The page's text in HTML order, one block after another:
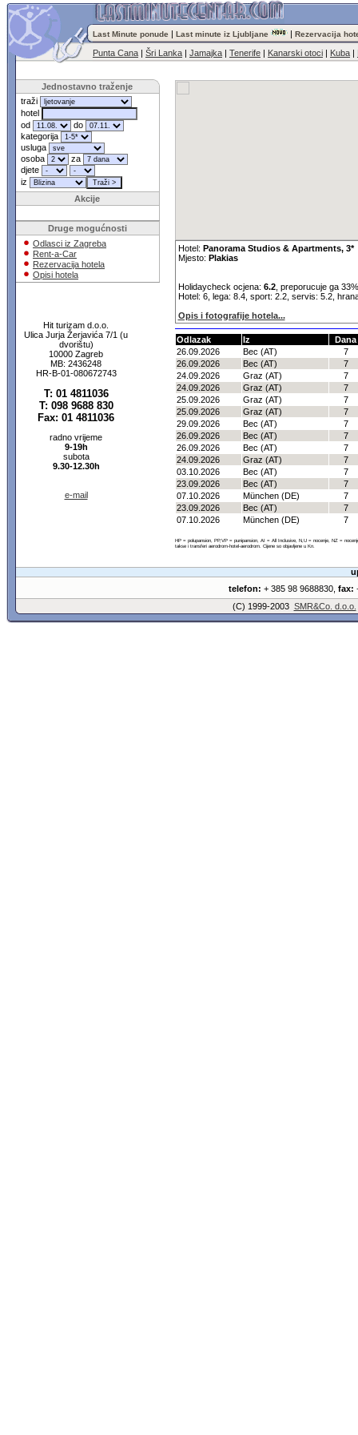
Last Minute ponude | Last minute iz Ljubljane | Rezervacija
Punta Cana | Šri Lanka | Jamajka | Tenerife | Kanarski otoci | Kuba |
Jednostavno traženje
traži
hotel
od
do
kategorija
usluga
osoba
za
djete
iz
Akcije
Druge mogućnosti
Odlasci iz Zagreba
Rent-a-Car
Rezervacija hotela
Opisi hotela
Hit turizam d.o.o.
Ulica Jurja Žerjavića 7/1 (u
dvorištu)
10000 Zagreb
MB: 2436248
HR-B-01-080672743
T: 01 4811036
T: 098 9688 830
Fax: 01 4811036
radno vrijeme
9-19h
subota
9.30-12.30h
e-mail
Hotel: Panorama Studios & Apartments, 3*
Mjesto: Plakias
Holidaycheck ocjena: 6.2, preporucuje ga
Hotel: 6, lega: 8.4, sport: 2.2, servis: 5.2,
Opis i fotografije hotela...
Odlazak Iz
Dana
26.09.2026
Bec (AT)
7
26.09.2026
Bec (AT)
7
24.09.2026
Graz (AT)
7
24.09.2026
Graz (AT)
7
25.09.2026
Graz (AT)
7
25.09.2026
Graz (AT)
7
29.09.2026
Bec (AT)
7
26.09.2026
Bec (AT)
7
26.09.2026
Bec (AT)
7
24.09.2026
Graz (AT)
7
03.10.2026
Bec (AT)
7
23.09.2026
Bec (AT)
7
07.10.2026
München (DE)
7
23.09.2026
Bec (AT)
7
07.10.2026
München (DE) 7
HP = polupansion, PP,VP = punipansion, AI = All Inclusive, N,U = nocenje, NZ =
takse i transferi aerodrom-hotel-aerodrom. Cijene so objavljene u Kn.
telefon: + 385 98 9688830, fax:
(C) 1999-2003 SMR&Co. d.o.o.